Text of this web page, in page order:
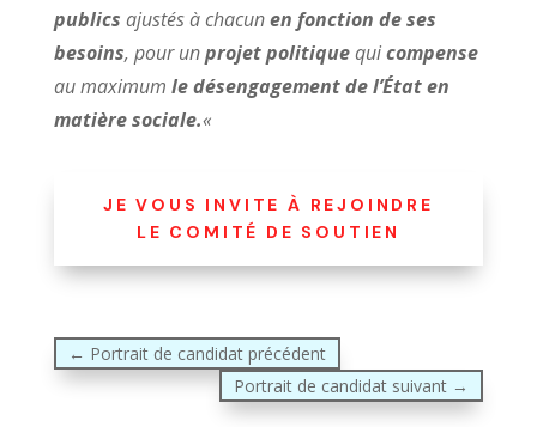
publics ajustés à chacunen fonction de ses
besoins, pour unprojet politiquequicompense
au maximum le désengagement de l’État en
matière sociale.«
JE VOUS INVITE À REJOINDRE
LE COMITÉ DE SOUTIEN
← Portrait de candidat précédent
Portrait de candidat suivant →